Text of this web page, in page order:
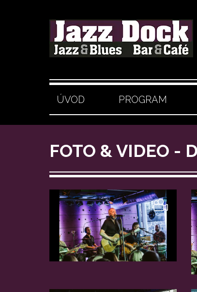
ÚVOD PROGRAM
FOTO & VIDEO -